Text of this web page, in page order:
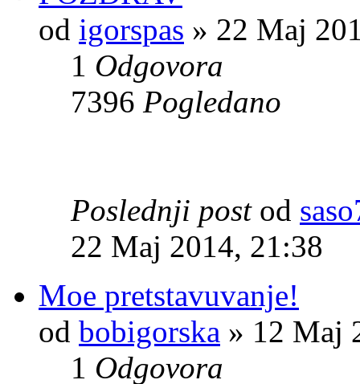
od igorspas » 22 Maj
1 Odgovora
7396 Pogledano
Poslednji post od
22 Maj 2014, 21:38
Moe pretstavuvanje!
od bobigorska » 12 Maj
1 Odgovora